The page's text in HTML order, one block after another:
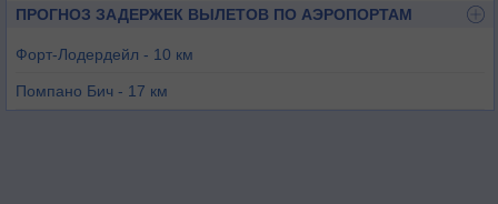
ПРОГНОЗ ЗАДЕРЖЕК ВЫЛЕТОВ ПО АЭРОПОРТАМ
Форт-Лодердейл - 10 км
Помпано Бич - 17 км